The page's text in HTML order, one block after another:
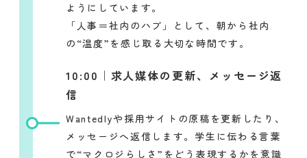
ようにしています。
「人事＝社内のハブ」として、朝から社内
の“温度”を感じ取る大切な時間です。
10:00｜求人媒体の更新、メッセージ返
信
Wantedlyや採用サイトの原稿を更新したり、
メッセージへ返信します。学生に伝わる言葉
で“マクロジらしさ”をどう表現するかを意識